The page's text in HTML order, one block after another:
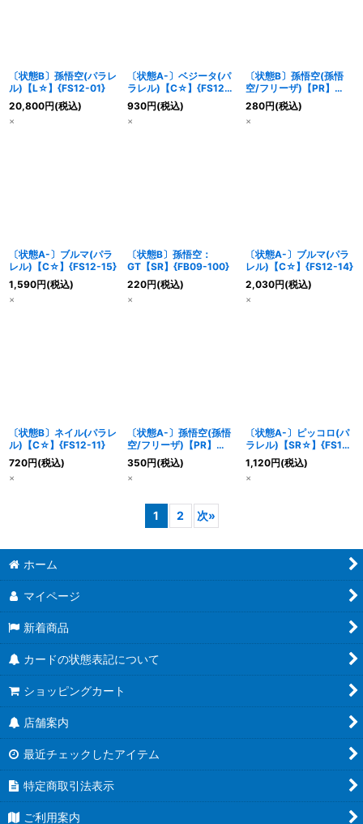
〔状態B〕孫悟空(パラレ
ル)【L☆】{FS12-01}
20,800円(税込)
×
〔状態A-〕ベジータ(パ
ラレル)【C☆】{FS12-
16}
930円(税込)
×
〔状態B〕孫悟空(孫悟
空/フリーザ)【PR】
{FP-078}
280円(税込)
×
〔状態A-〕ブルマ(パラ
レル)【C☆】{FS12-15}
1,590円(税込)
×
〔状態B〕孫悟空：
GT【SR】{FB09-100}
220円(税込)
×
〔状態A-〕ブルマ(パラ
レル)【C☆】{FS12-14}
2,030円(税込)
×
〔状態B〕ネイル(パラレ
ル)【C☆】{FS12-11}
720円(税込)
×
〔状態A-〕孫悟空(孫悟
空/フリーザ)【PR】
{FP-078}
350円(税込)
×
〔状態A-〕ピッコロ(パ
ラレル)【SR☆】{FS12-
13}
1,120円(税込)
×
1 2 次»
ホーム
マイページ
新着商品
カードの状態表記について
ショッピングカート
店舗案内
最近チェックしたアイテム
特定商取引法表示
ご利用案内